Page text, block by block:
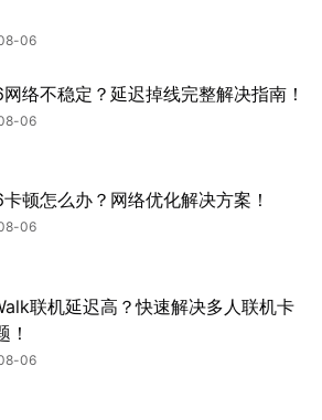
06
络不稳定？延迟掉线完整解决指南！
06
顿怎么办？网络优化解决方案！
06
联机延迟高？快速解决多人联机卡
！
06